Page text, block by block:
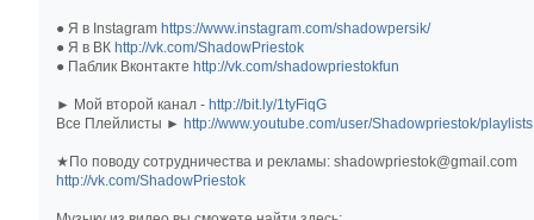
● Я в Instagram https://www.instagram.com/shadowpersik/
● Я в ВК http://vk.com/ShadowPriestok
● Паблик Вконтакте http://vk.com/shadowpriestokfun
► Мой второй канал - http://bit.ly/1tyFiqG
Все Плейлисты ► http://www.youtube.com/user/Shadowpriestok/playlists
★По поводу сотрудничества и рекламы: shadowpriestok@gmail.com
http://vk.com/ShadowPriestok